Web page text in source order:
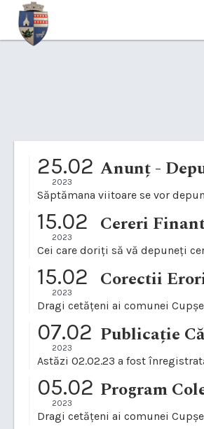
25.02
2023
Anunț -
Săptămana viitoare se vor
15.02
2023
Cereri
Cei care doriți să vă depuneți
15.02
2023
Corectii
Dragi cetățeni ai comunei
07.02
2023
Publicație
Astăzi 02.02.23 a fost
05.02
2023
Program
Dragi cetățeni ai comunei